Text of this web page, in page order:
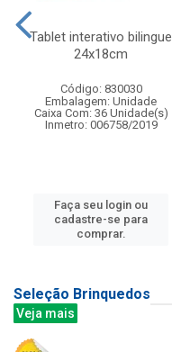
Tablet interativo bilingue
24x18cm
Código: 830030
Embalagem: Unidade
Caixa Com: 36 Unidade(s)
Inmetro: 006758/2019
Faça seu login ou
cadastre-se para
comprar.
Seleção Brinquedos
Veja mais